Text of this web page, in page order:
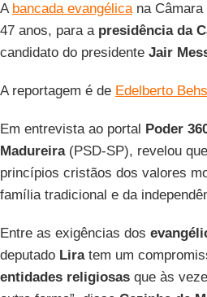
A bancada evangélicana Câmara
47 anos, para a presidência da
candidato do presidente Jair
A reportagem é de Edelberto Behs
Em entrevista ao portal Poder
Madureira(PSD-SP), revelou que
princípios cristãos dos valores
família tradicional e da
Entre as exigências dos
deputado Liratem um
entidades religiosasque às